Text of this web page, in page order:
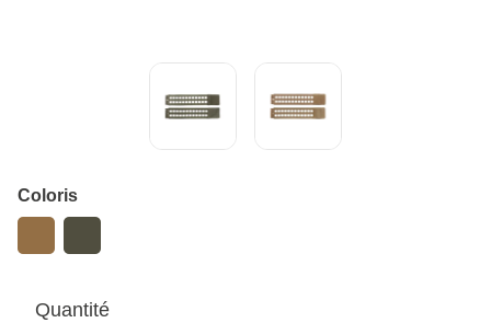
Coloris
Quantité